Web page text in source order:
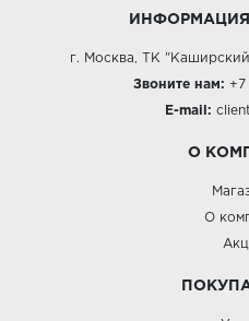
г. Москва, ТК "Каширский
Звоните нам: +7
E-mail:
О
О